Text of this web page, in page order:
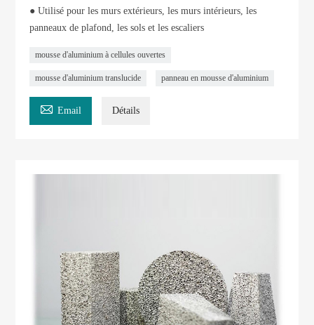
● Utilisé pour les murs extérieurs, les murs intérieurs, les
panneaux de plafond, les sols et les escaliers
mousse d'aluminium à cellules ouvertes
mousse d'aluminium translucide panneau en mousse d'aluminium
 Email Détails